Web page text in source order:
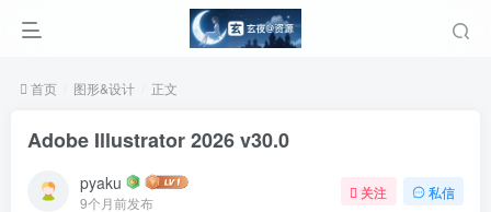
首页 图形&设计 正文
Adobe Illustrator 2026 v30.0
pyaku
9个月前发布
关注 私信